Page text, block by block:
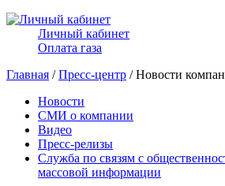
Личный кабинет
Оплата газа
Главная /Пресс-центр / Новости
Новости
СМИ о компании
Видео
Пресс-релизы
Служба по связям с
массовой информации